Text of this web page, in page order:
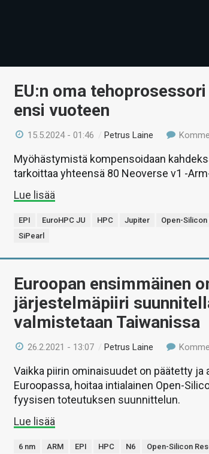
EU:n oma
ensi vuoteen
15.5.2024 - 01:46 /Petrus Laine
Myöhästymistä kompensoidaan
tarkoittaa yhteensä 80 Neoverse v1 -
Lue lisää
EPI EuroHPC JU HPC Jupiter Open-
SiPearl
Euroopan ensimmäinen
järjestelmäpiiri
valmistetaan Taiwanissa
26.2.2021 - 13:07 /Petrus Laine
Vaikka piirin ominaisuudet on päätetty
Euroopassa, hoitaa intialainen Open-
fyysisen toteutuksen suunnittelun.
Lue lisää
6 nm ARM EPI HPC N6 Open-Silicon